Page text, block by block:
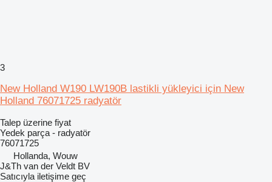
3
New Holland W190 LW190B lastikli yükleyici için New
Holland 76071725 radyatör
Talep üzerine fiyat
Yedek parça - radyatör
76071725
Hollanda, Wouw
J&Th van der Veldt BV
Satıcıyla iletişime geç